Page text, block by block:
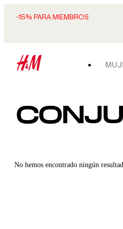
-15% PARA MIEMBROS
No hemos encontrado ningún